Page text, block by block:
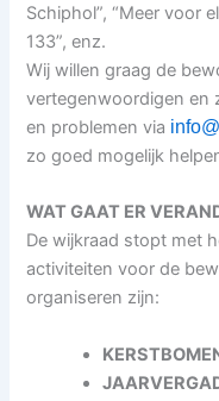
Schiphol”, “Meer voor
133”, enz.
Wij willen graag de
vertegenwoordigen en
en problemen via
zo goed mogelijk
WAT GAAT ER
De wijkraad stopt met
activiteiten voor de
organiseren zijn: